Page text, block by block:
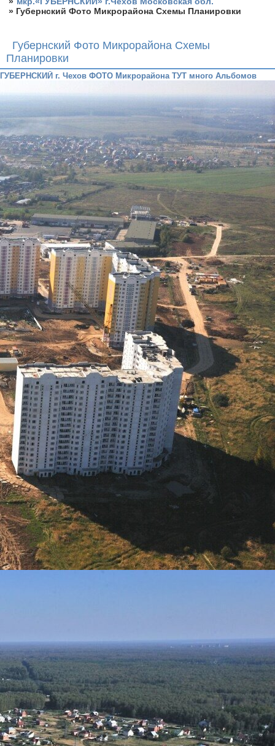
» Губернский Фото Микрорайона Схемы Планировки
Губернский Фото Микрорайона Схемы
Планировки
ГУБЕРНСКИЙ г. Чехов ФОТО Микрорайона ТУТ много Альбомов